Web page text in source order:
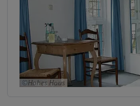
Hohes Haus